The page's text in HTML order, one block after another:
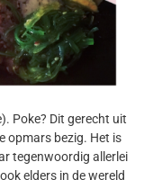
Poke? Dit gerecht uit
opmars bezig. Het is
tegenwoordig allerlei
elders in de wereld